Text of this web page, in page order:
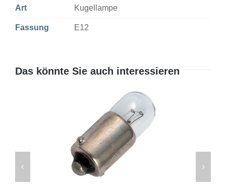
Art Kugellampe
Fassung E12
Das könnte Sie auch interessieren